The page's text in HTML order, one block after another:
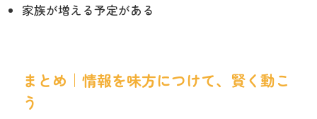
家族が増える予定がある
まとめ｜情報を味方につけて、賢く動こ
う